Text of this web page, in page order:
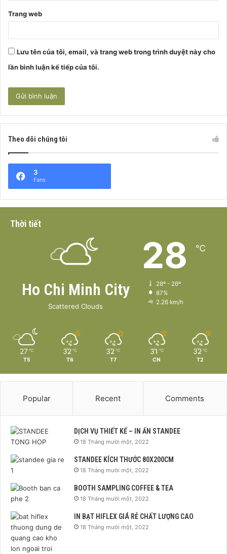
Trang web
Lưu tên của tôi, email, và trang web trong trình duyệt này cho
lần bình luận kế tiếp của tôi.
Theo dõi chúng tôi
3
Fans
Thời tiết
Ho Chi Minh City
Scattered Clouds
28 ℃
28º - 26º
87%
2.26 km/h
27 ℃
T5
32 ℃
T6
32 ℃
T7
31 ℃
CN
32 ℃
T2
Popular Recent Comments
DỊCH VỤ THIẾT KẾ – IN ẤN STANDEE
18 Tháng mười một, 2022
STANDEE KÍCH THƯỚC 80X200CM
18 Tháng mười một, 2022
BOOTH SAMPLING COFFEE & TEA
18 Tháng mười một, 2022
IN BẠT HIFLEX GIÁ RẺ CHẤT LƯỢNG CAO
18 Tháng mười một, 2022